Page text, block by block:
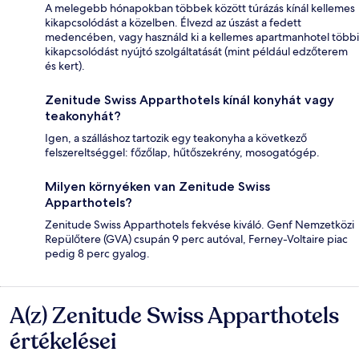
A melegebb hónapokban többek között túrázás kínál kellemes
kikapcsolódást a közelben. Élvezd az úszást a fedett
medencében, vagy használd ki a kellemes apartmanhotel többi
kikapcsolódást nyújtó szolgáltatását (mint például edzőterem
és kert).
Zenitude Swiss Apparthotels kínál konyhát vagy
teakonyhát?
Igen, a szálláshoz tartozik egy teakonyha a következő
felszereltséggel: főzőlap, hűtőszekrény, mosogatógép.
Milyen környéken van Zenitude Swiss
Apparthotels?
Zenitude Swiss Apparthotels fekvése kiváló. Genf Nemzetközi
Repülőtere (GVA) csupán 9 perc autóval, Ferney-Voltaire piac
pedig 8 perc gyalog.
Értékelések
A(z) Zenitude Swiss Apparthotels
értékelései